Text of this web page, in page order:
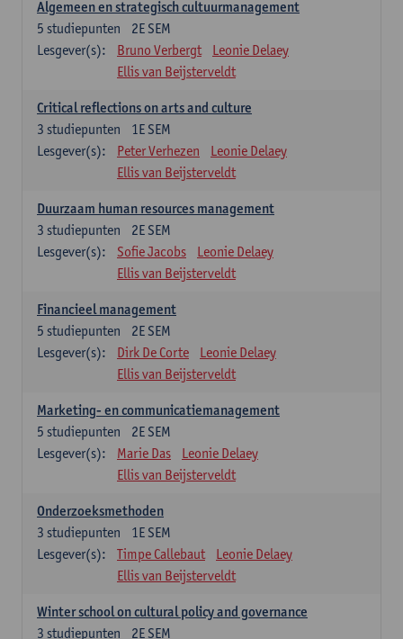
Algemeen en strategisch cultuurmanagement
2E SEM
5 studiepunten
Lesgever(s):
Bruno Verbergt
Leonie Delaey
Ellis van Beijsterveldt
Critical reflections on arts and culture
1E SEM
3 studiepunten
Lesgever(s):
Peter Verhezen
Leonie Delaey
Ellis van Beijsterveldt
Duurzaam human resources management
2E SEM
3 studiepunten
Lesgever(s):
Sofie Jacobs
Leonie Delaey
Ellis van Beijsterveldt
Financieel management
2E SEM
5 studiepunten
Lesgever(s):
Dirk De Corte
Leonie Delaey
Ellis van Beijsterveldt
Marketing- en communicatiemanagement
2E SEM
5 studiepunten
Lesgever(s):
Marie Das
Leonie Delaey
Ellis van Beijsterveldt
Onderzoeksmethoden
1E SEM
3 studiepunten
Lesgever(s):
Timpe Callebaut
Leonie Delaey
Ellis van Beijsterveldt
Winter school on cultural policy and governance
2E SEM
3 studiepunten